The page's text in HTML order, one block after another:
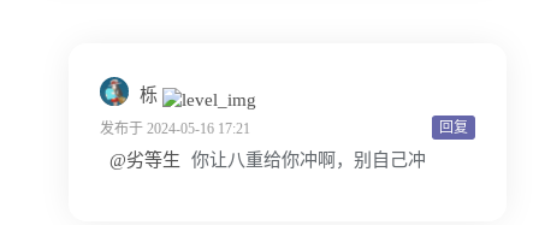
栎
回复
发布于 2024-05-16 17:21
@劣等生 你让八重给你冲啊，别自己冲